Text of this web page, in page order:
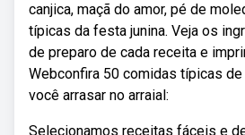
canjica, maçã do amor, pé de
típicas da festa junina. Veja os
de preparo de cada receita e
Webconfira 50 comidas típicas
você arrasar no arraial:
Selecionamos receitas fáceis e